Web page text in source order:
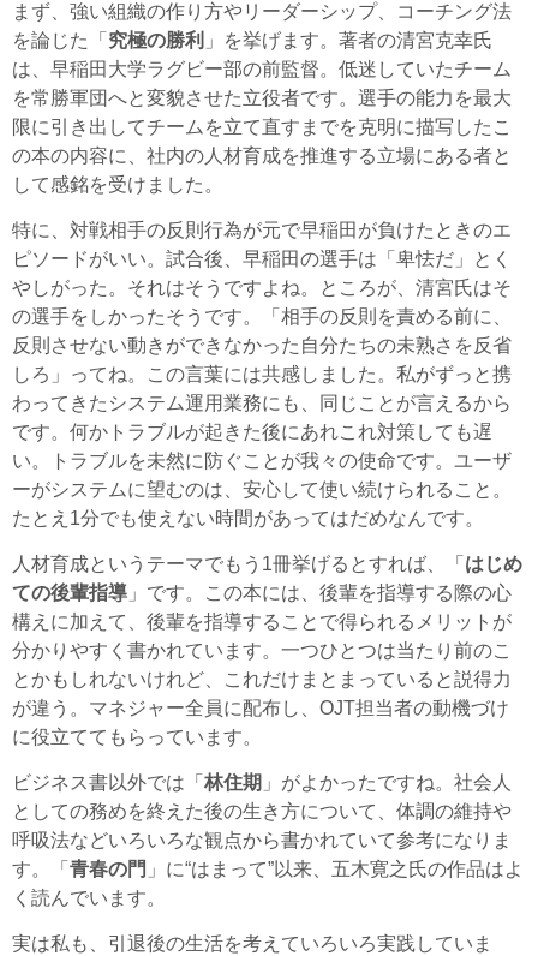
まず、強い組織の作り方やリーダーシップ、コーチング法
を論じた「 究極の勝利 」を挙げます。著者の清宮克幸氏
は、早稲田大学ラグビー部の前監督。低迷していたチーム
を常勝軍団へと変貌させた立役者です。選手の能力を最大
限に引き出してチームを立て直すまでを克明に描写したこ
の本の内容に、社内の人材育成を推進する立場にある者と
して感銘を受けました。
特に、対戦相手の反則行為が元で早稲田が負けたときのエ
ピソードがいい。試合後、早稲田の選手は「卑怯だ」とく
やしがった。それはそうですよね。ところが、清宮氏はそ
の選手をしかったそうです。「相手の反則を責める前に、
反則させない動きができなかった自分たちの未熟さを反省
しろ」ってね。この言葉には共感しました。私がずっと携
わってきたシステム運用業務にも、同じことが言えるから
です。何かトラブルが起きた後にあれこれ対策しても遅
い。トラブルを未然に防ぐことが我々の使命です。ユーザ
ーがシステムに望むのは、安心して使い続けられること。
たとえ1分でも使えない時間があってはだめなんです。
人材育成というテーマでもう1冊挙げるとすれば、「 はじめ
ての後輩指導 」です。この本には、後輩を指導する際の心
構えに加えて、後輩を指導することで得られるメリットが
分かりやすく書かれています。一つひとつは当たり前のこ
とかもしれないけれど、これだけまとまっていると説得力
が違う。マネジャー全員に配布し、OJT担当者の動機づけ
に役立ててもらっています。
ビジネス書以外では「 林住期 」がよかったですね。社会人
としての務めを終えた後の生き方について、体調の維持や
呼吸法などいろいろな観点から書かれていて参考になりま
す。「 青春の門 」に“はまって”以来、五木寛之氏の作品はよ
く読んでいます。
実は私も、引退後の生活を考えていろいろ実践していま